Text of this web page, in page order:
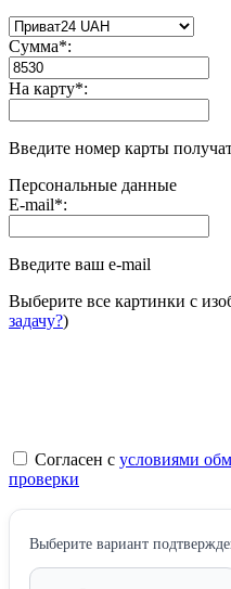
Сумма*:
На карту*:
Введите номер карты
Персональные данные
E-mail*:
Введите ваш e-mail
Выберите все картинки с
задачу?)
Согласен с условиями
проверки
Выберите вариант